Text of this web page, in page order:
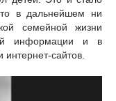
в дальнейшем ни
семейной жизни
информации и в
сайтов.